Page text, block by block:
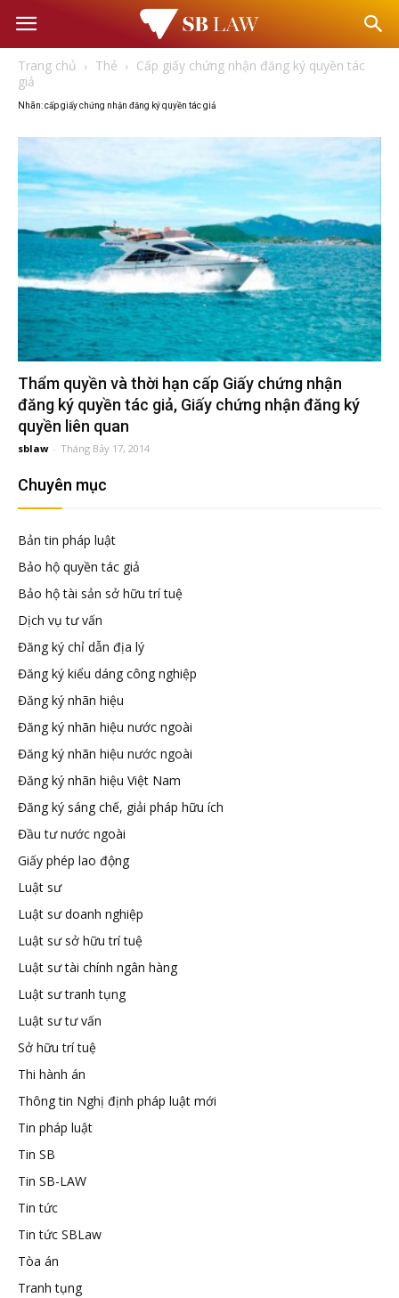
Văn
phòng
vấn
đầu
Đại
diện
hữu
tuệ
Trang chủ Thẻ
Cấp giấy chứng nhận đăng ký quyền tác
giả
Nhãn: cấp giấy chứng nhận đăng ký quyền tác giả
Thẩm quyền và thời hạn cấp Giấy chứng nhận
đăng ký quyền tác giả, Giấy chứng nhận đăng ký
quyền liên quan
sblaw - Tháng Bảy 17, 2014
Chuyên mục
Bản tin pháp luật
Bảo hộ quyền tác giả
Bảo hộ tài sản sở hữu trí tuệ
Dịch vụ tư vấn
Đăng ký chỉ dẫn địa lý
Đăng ký kiểu dáng công nghiệp
Đăng ký nhãn hiệu
Đăng ký nhãn hiệu nước ngoài
Đăng ký nhãn hiệu nước ngoài
Đăng ký nhãn hiệu Việt Nam
Đăng ký sáng chế, giải pháp hữu ích
Đầu tư nước ngoài
Giấy phép lao động
Luật sư
Luật sư doanh nghiệp
Luật sư sở hữu trí tuệ
Luật sư tài chính ngân hàng
Luật sư tranh tụng
Luật sư tư vấn
Sở hữu trí tuệ
Thi hành án
Thông tin Nghị định pháp luật mới
Tin pháp luật
Tin SB
Tin SB-LAW
Tin tức
Tin tức SBLaw
Tòa án
Tranh tụng